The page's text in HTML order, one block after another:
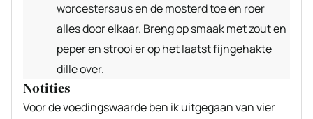
worcestersaus en de mosterd toe en roer
alles door elkaar. Breng op smaak met zout en
peper en strooi er op het laatst fijngehakte
dille over.
Notities
Voor de voedingswaarde ben ik uitgegaan van vier